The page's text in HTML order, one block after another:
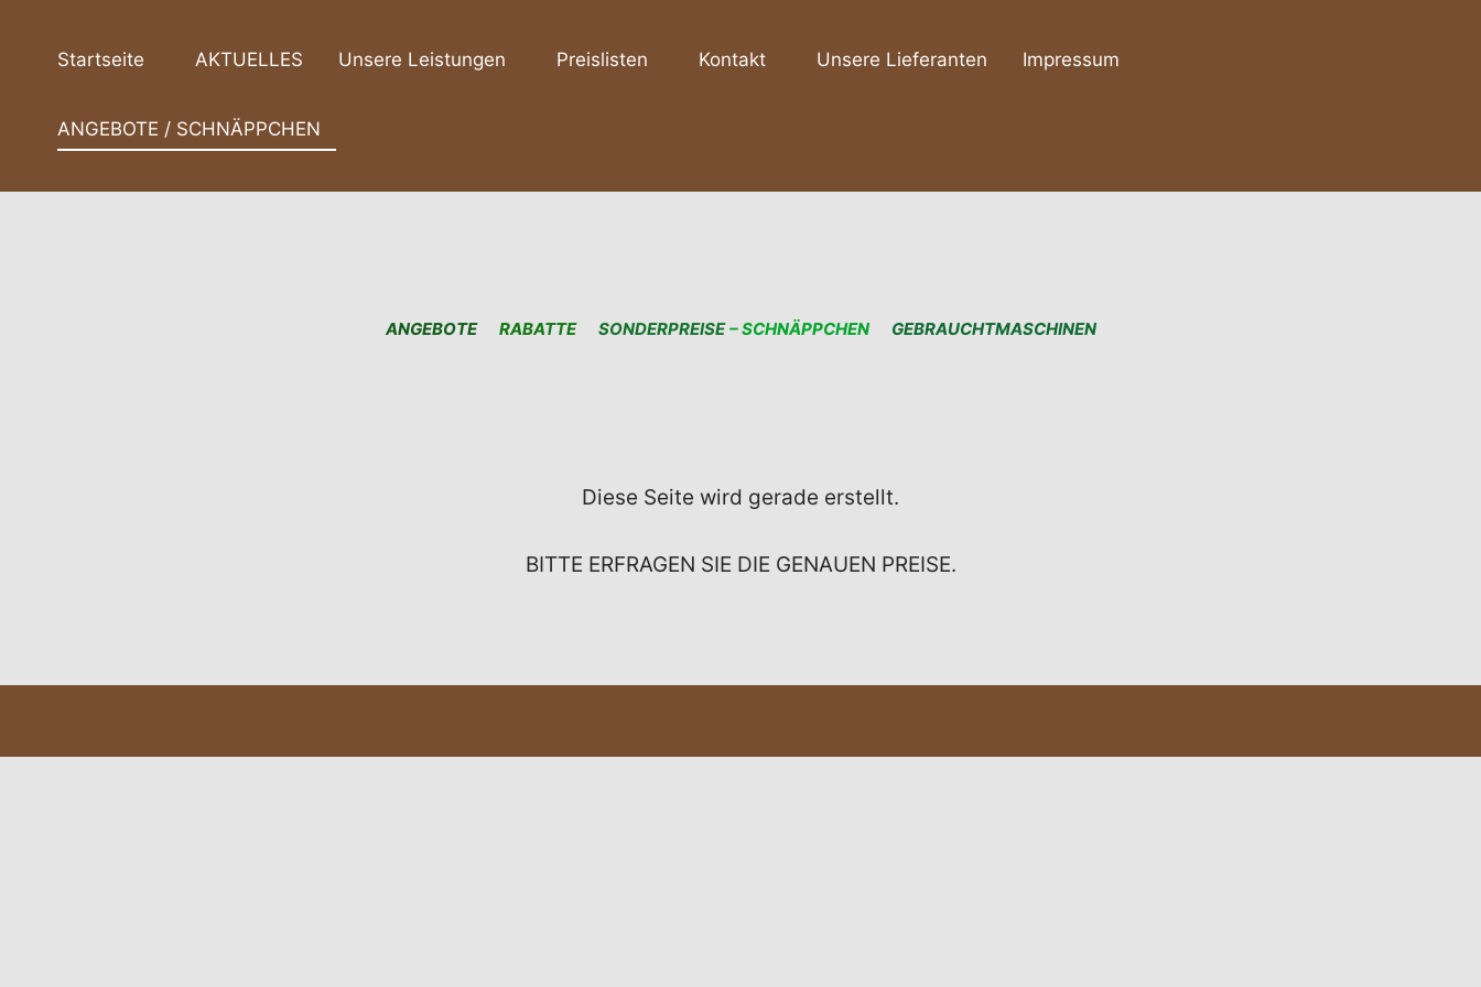
Startseite AKTUELLES Unsere Leistungen Preislisten Kontakt Unsere Lieferanten Impressum
ANGEBOTE / SCHNÄPPCHEN
ANGEBOTE RABATTE SONDERPREISE – SCHNÄPPCHEN GEBRAUCHTMASCHINEN
Diese Seite wird gerade erstellt.
BITTE ERFRAGEN SIE DIE GENAUEN PREISE.